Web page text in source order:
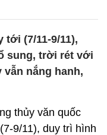
tới (7/11-9/11),
sung, trời rét với
vẫn nắng hanh,
thủy văn quốc
9/11), duy trì hình